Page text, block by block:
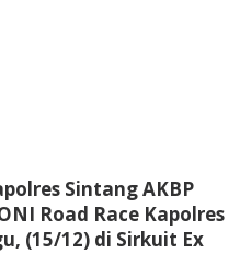
Sintang AKBP
Road Race Kapolres
(15/12) di Sirkuit Ex